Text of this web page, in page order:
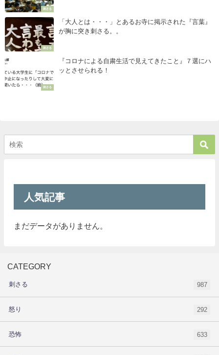
刺さる
刺さる
「大人とは・・・」とあるお寺に掲示された『言葉』
が胸に突き刺さる。。
刺さる
『コロナによる自粛生活で見えてきたこと』７選にハ
ッとさせられる！
人気記事
まだデータがありません。
CATEGORY
刺さる 987
怒り 292
恐怖 633